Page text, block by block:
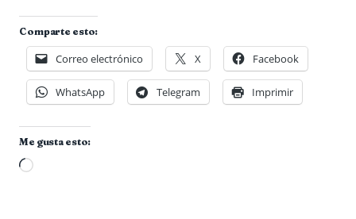
Comparte esto:
Correo electrónico X Facebook
WhatsApp Telegram Imprimir
Me gusta esto:
Cargando...